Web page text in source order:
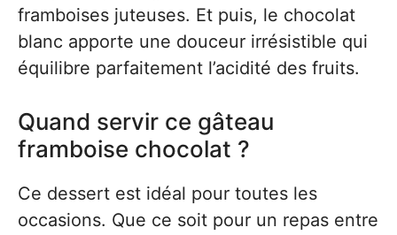
framboises juteuses. Et puis, le chocolat
blanc apporte une douceur irrésistible qui
équilibre parfaitement l’acidité des fruits.
Quand servir ce gâteau
framboise chocolat ?
Ce dessert est idéal pour toutes les
occasions. Que ce soit pour un repas entre